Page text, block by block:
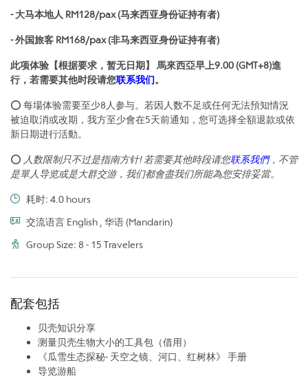
- 大马本地人 RM128/pax (马来西亚身份证持有者)
- 外国旅客 RM168/pax (非马来西亚身份证持有者)
此项体验【根据要求，暂无日期】 馬來西亞早上9.00 (GMT+8)進
行，若需要其他时段请您联系我们。
⭕ 每場体验需要至少8人参与。若因人数不足或任何无法預知情況
被迫取消或改期，我方至少會在5天前通知，您可选择全額退款或依
新日期进行活動。
⭕ 人数限制只不过是指南方针! 若需要其他時段请您联系我們，不管
是單人导览或是大群交游，我们都會盡我们所能為您安排妥當。
耗时: 4.0 hours
交流语言 English , 华语 (Mandarin)
Group Size: 8 - 15 Travelers
配套包括
贝壳知识分享
测量贝壳生物大小的工具包（借用）
《瓜雪生态探秘- 天空之镜、河口、红树林》 手册
导览游船